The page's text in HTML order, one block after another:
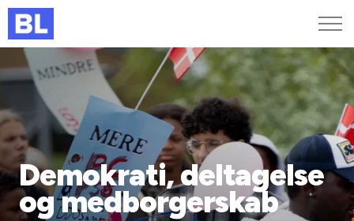
Genveje
Find medarbejder
Kurser og arrangementer
Jobportalen
MitBL
Demokrati, deltagelse
og medborgerskab